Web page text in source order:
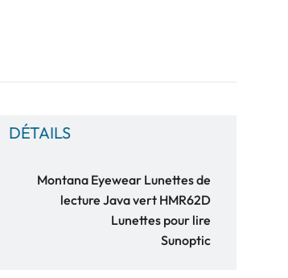
DÉTAILS
Montana Eyewear Lunettes de
lecture Java vert HMR62D
Lunettes pour lire
Sunoptic